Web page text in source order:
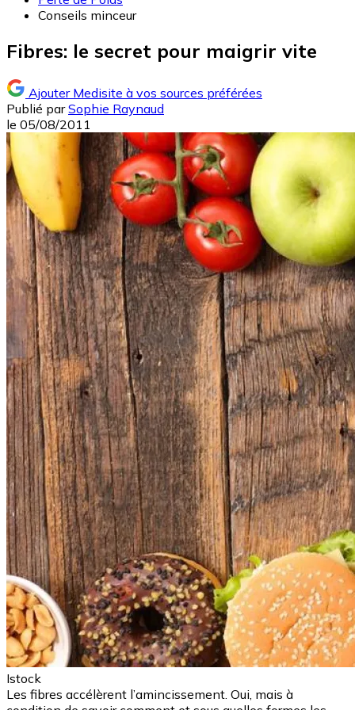
Conseils minceur
Fibres: le secret pour maigrir vite
Ajouter Medisite à vos sources préférées
Publié par Sophie Raynaud
le 05/08/2011
Istock
Les fibres accélèrent l’amincissement. Oui, mais à